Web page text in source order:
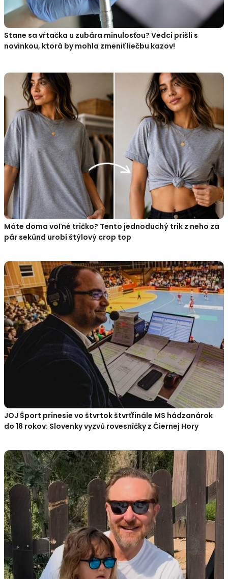
Stane sa vŕtačka u zubára minulosťou? Vedci prišli s
novinkou, ktorá by mohla zmeniť liečbu kazov!
Máte doma voľné tričko? Tento jednoduchý trik z neho za
pár sekúnd urobí štýlový crop top
JOJ Šport prinesie vo štvrtok štvrťfinále MS hádzanárok
do 18 rokov: Slovenky vyzvú rovesníčky z Čiernej Hory